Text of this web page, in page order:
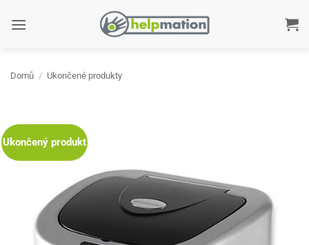
Domů / Ukončené produkty
Ukončený produkt